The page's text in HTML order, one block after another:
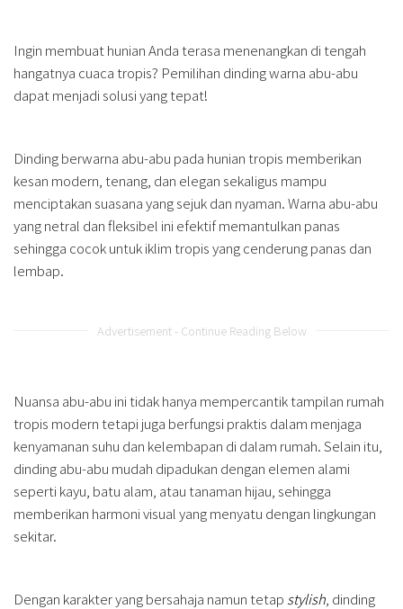
Ingin membuat hunian Anda terasa menenangkan di tengah
hangatnya cuaca tropis? Pemilihan dinding warna abu-abu
dapat menjadi solusi yang tepat!
Dinding berwarna abu-abu pada hunian tropis memberikan
kesan modern, tenang, dan elegan sekaligus mampu
menciptakan suasana yang sejuk dan nyaman. Warna abu-abu
yang netral dan fleksibel ini efektif memantulkan panas
sehingga cocok untuk iklim tropis yang cenderung panas dan
lembap.
Advertisement - Continue Reading Below
Nuansa abu-abu ini tidak hanya mempercantik tampilan rumah
tropis modern tetapi juga berfungsi praktis dalam menjaga
kenyamanan suhu dan kelembapan di dalam rumah. Selain itu,
dinding abu-abu mudah dipadukan dengan elemen alami
seperti kayu, batu alam, atau tanaman hijau, sehingga
memberikan harmoni visual yang menyatu dengan lingkungan
sekitar.
Dengan karakter yang bersahaja namun tetap stylish , dinding